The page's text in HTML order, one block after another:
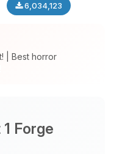
6,034,123
| Best horror
Forge
Cuentame
mis